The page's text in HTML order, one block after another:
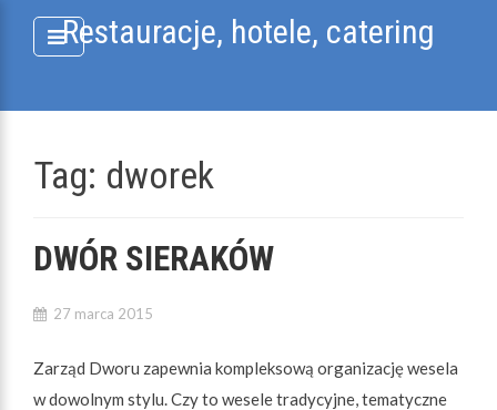
Restauracje, hotele, catering
Tag: dworek
DWÓR SIERAKÓW
27 marca 2015
Zarząd Dworu zapewnia kompleksową organizację wesela
w dowolnym stylu. Czy to wesele tradycyjne, tematyczne